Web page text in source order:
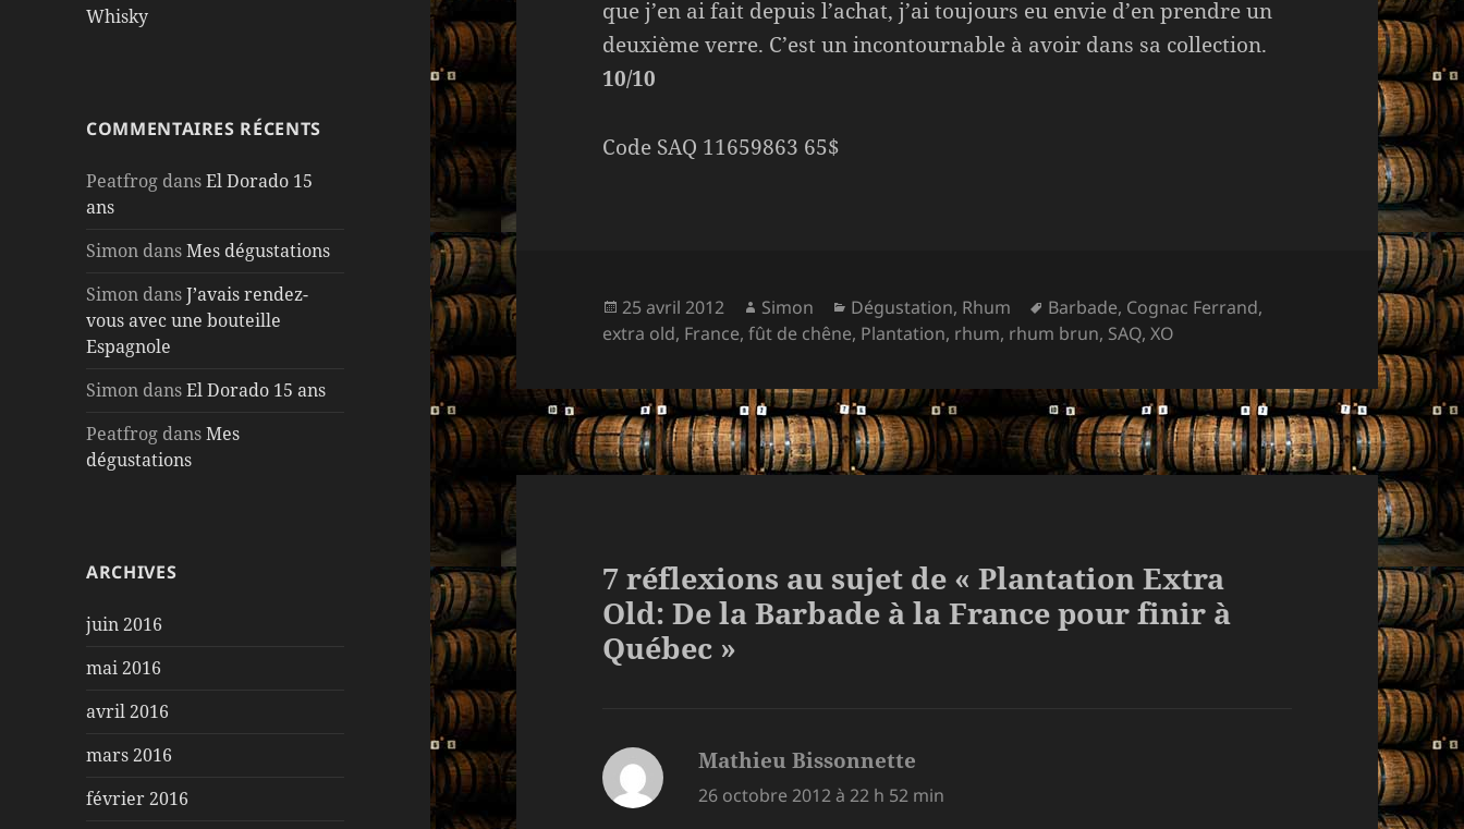
Whisky
COMMENTAIRES RÉCENTS
Peatfrog dansEl Dorado 15
ans
Simon dansMes dégustations
Simon dansJ’avais rendez-
vous avec une bouteille
Espagnole
Simon dansEl Dorado 15 ans
Peatfrog dansMes
dégustations
ARCHIVES
juin 2016
mai 2016
avril 2016
mars 2016
février 2016
que j’en ai fait depuis l’achat, j’ai toujours eu envie d’en prendre un
deuxième verre. C’est un incontournable à avoir dans sa collection.
10/10
Code SAQ 11659863 65$
Publié
le
25 avril 2012 Auteur
Simon Catégories
Dégustation, Rhum
Mots-
clés
Barbade, Cognac Ferrand,
extra old, France,fût de chêne, Plantation, rhum, rhum brun, SAQ,XO
7 réflexions au sujet de « Plantation Extra
Old: De la Barbade à la France pour finir à
Québec »
Mathieu Bissonnette
26 octobre 2012 à 22 h 52 min